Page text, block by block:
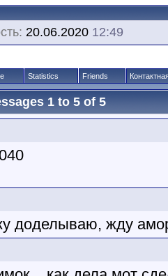
20.06.2020 12:49
Statistics Friends
1 to 5 of 5
доделываю, жду